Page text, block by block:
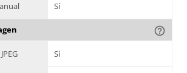
Sí
help_outline
Sí